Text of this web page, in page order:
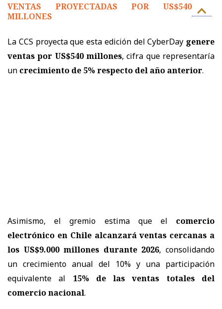
VENTAS PROYECTADAS POR US$540
MILLONES
La CCS proyecta que esta edición del CyberDay genere
ventas por US$540 millones, cifra que representaría
un crecimiento de 5% respecto del año anterior.
Asimismo, el gremio estima que el comercio
electrónico en Chile alcanzará ventas cercanas a
los US$9.000 millones durante 2026, consolidando
un crecimiento anual del 10% y una participación
equivalente al 15% de las ventas totales del
comercio nacional.